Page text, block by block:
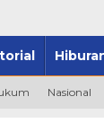
Nasional